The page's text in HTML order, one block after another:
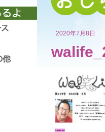
2020年7月8日